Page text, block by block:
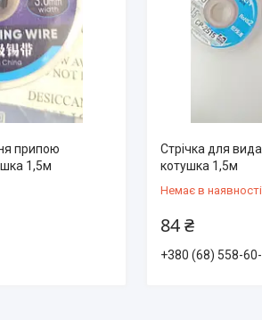
припою
1,5м
Стрічка для
котушка 1,5м
Немає в наявності
84 ₴
+380 (68) 558-